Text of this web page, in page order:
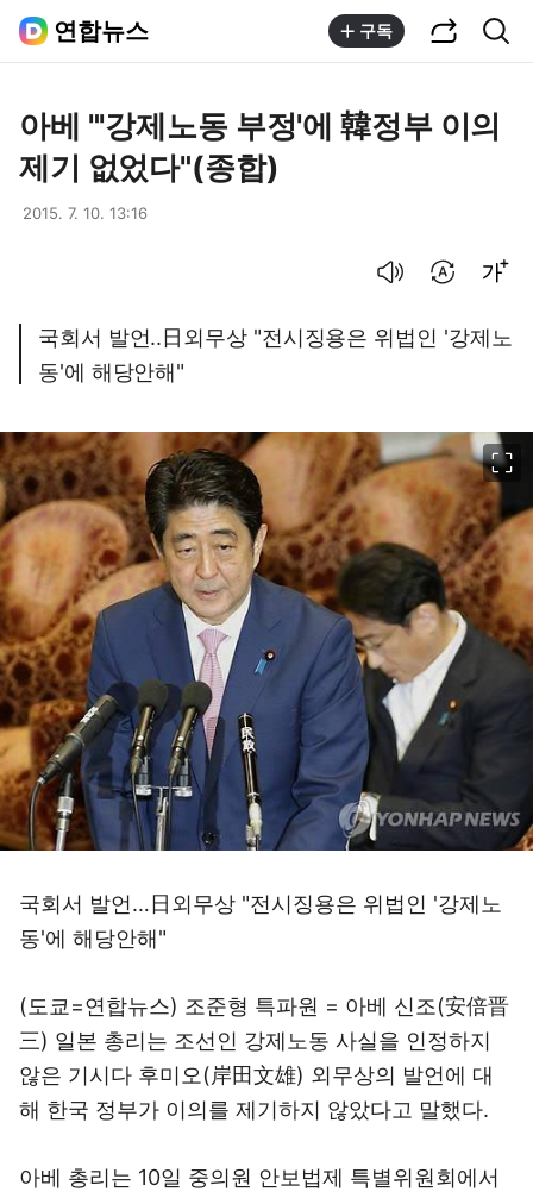
연합뉴스 구독
아베 "'강제노동 부정'에 韓정부 이의
제기 없었다"(종합)
2015. 7. 10. 13:16
국회서 발언..日외무상 "전시징용은 위법인 '강제노
동'에 해당안해"
국회서 발언…日외무상 "전시징용은 위법인 '강제노
동'에 해당안해"
(도쿄=연합뉴스) 조준형 특파원 = 아베 신조(安倍晋
三) 일본 총리는 조선인 강제노동 사실을 인정하지
않은 기시다 후미오(岸田文雄) 외무상의 발언에 대
해 한국 정부가 이의를 제기하지 않았다고 말했다.
아베 총리는 10일 중의원 안보법제 특별위원회에서